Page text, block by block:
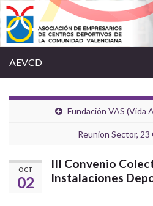
AEVCD
Fundación VAS (Vida
Reunion Sector,
OCT
02
III Convenio
Instalaciones